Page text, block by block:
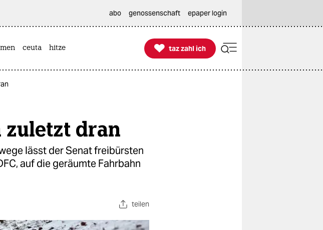
abo genossenschaft epaper login
ceuta hitze 
taz zahl ich
taz zahl ich
zuletzt dran
lässt der Senat freibürsten
auf die geräumte Fahrbahn
teilen